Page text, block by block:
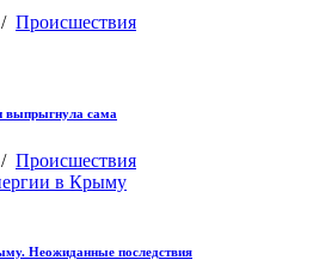
/ Происшествия
выпрыгнула сама
/ Происшествия
Неожиданные последствия